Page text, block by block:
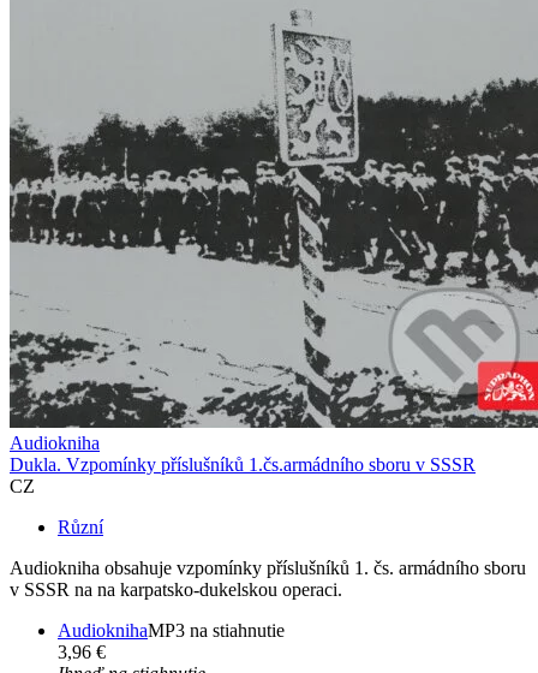
Audiokniha
Dukla. Vzpomínky příslušníků 1.čs.armádního sboru v SSSR
CZ
Různí
Audiokniha obsahuje vzpomínky příslušníků 1. čs. armádního sboru
v SSSR na na karpatsko-dukelskou operaci.
AudioknihaMP3 na stiahnutie
3,96 €